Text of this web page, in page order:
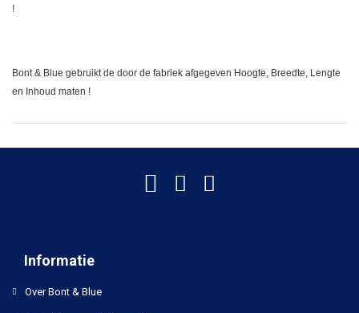
!
Bont & Blue gebruikt de door de fabriek afgegeven Hoogte, Breedte, Lengte
en Inhoud maten !
Informatie
Over Bont & Blue